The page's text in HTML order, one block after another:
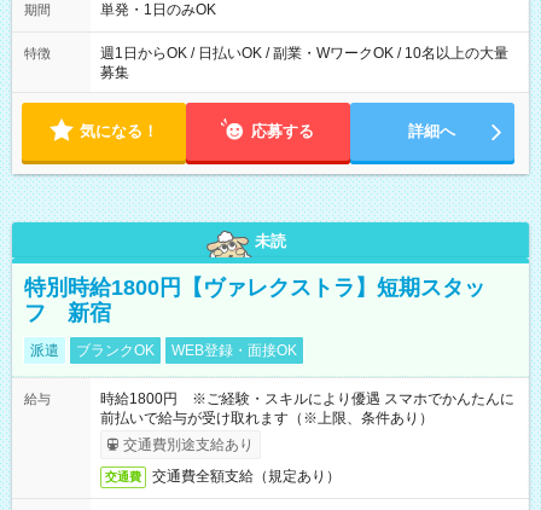
期間 単発・1日のみOK
特徴
週1日からOK / 日払いOK / 副業・WワークOK / 10名以上の大量
募集
気になる！ 応募する 詳細へ
未読
特別時給1800円【ヴァレクストラ】短期スタッ
フ 新宿
派遣 ブランクOK WEB登録・面接OK
給与
時給1800円 ※ご経験・スキルにより優遇 スマホでかんたんに
前払いで給与が受け取れます（※上限、条件あり）
交通費別途支給あり
交通費 交通費全額支給（規定あり）